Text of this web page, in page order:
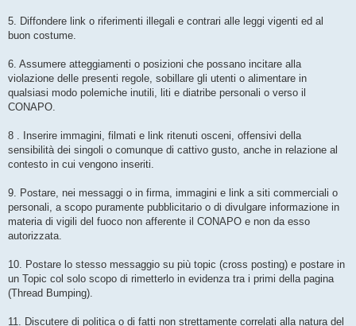
5. Diffondere link o riferimenti illegali e contrari alle leggi vigenti ed al
buon costume.
6. Assumere atteggiamenti o posizioni che possano incitare alla
violazione delle presenti regole, sobillare gli utenti o alimentare in
qualsiasi modo polemiche inutili, liti e diatribe personali o verso il
CONAPO.
8 . Inserire immagini, filmati e link ritenuti osceni, offensivi della
sensibilità dei singoli o comunque di cattivo gusto, anche in relazione al
contesto in cui vengono inseriti.
9. Postare, nei messaggi o in firma, immagini e link a siti commerciali o
personali, a scopo puramente pubblicitario o di divulgare informazione in
materia di vigili del fuoco non afferente il CONAPO e non da esso
autorizzata.
10. Postare lo stesso messaggio su più topic (cross posting) e postare in
un Topic col solo scopo di rimetterlo in evidenza tra i primi della pagina
(Thread Bumping).
11. Discutere di politica o di fatti non strettamente correlati alla natura del